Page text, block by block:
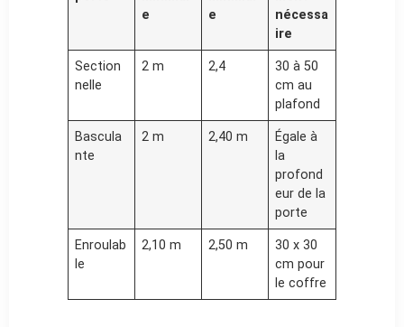
e
e
nécessa
ire
Section
nelle
2 m 2,4
30 à 50
cm au
plafond
Bascula
nte
2 m 2,40 m
Égale à
la
profond
eur de la
porte
Enroulab
le
2,10 m 2,50 m
30 x 30
cm pour
le coffre